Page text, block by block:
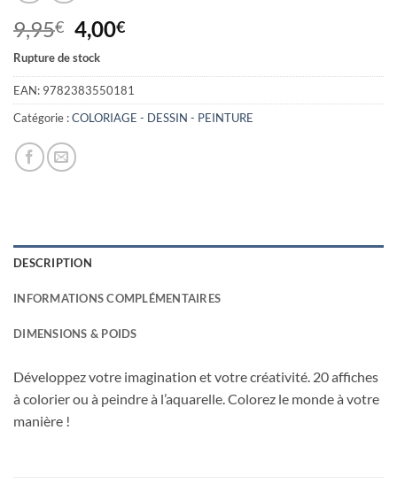
9,95€ Le
prix
initial
était :
9,95€.
4,00€Le
actuel
est :
4,00€.
Rupture de stock
EAN: 9782383550181
Catégorie :COLORIAGE - DESSIN - PEINTURE
DESCRIPTION
INFORMATIONS COMPLÉMENTAIRES
DIMENSIONS & POIDS
Développez votre imagination et votre créativité. 20 affiches
à colorier ou à peindre à l’aquarelle. Colorez le monde à votre
manière !